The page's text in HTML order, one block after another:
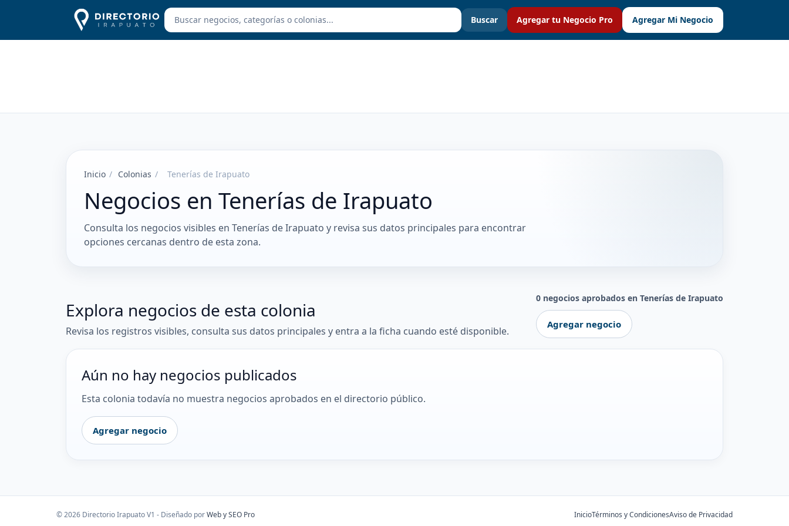
Buscar Agregar tu Negocio Pro Agregar Mi Negocio
Inicio / Colonias / Tenerías de Irapuato
Negocios en Tenerías de Irapuato
Consulta los negocios visibles en Tenerías de Irapuato y revisa sus datos principales para encontrar
opciones cercanas dentro de esta zona.
Explora negocios de esta colonia
Revisa los registros visibles, consulta sus datos principales y entra a la ficha cuando esté disponible.
0 negocios aprobados en Tenerías de Irapuato
Agregar negocio
Aún no hay negocios publicados
Esta colonia todavía no muestra negocios aprobados en el directorio público.
Agregar negocio
© 2026 Directorio Irapuato V1 - Diseñado porWeb y SEO Pro InicioTérminos y CondicionesAviso de Privacidad